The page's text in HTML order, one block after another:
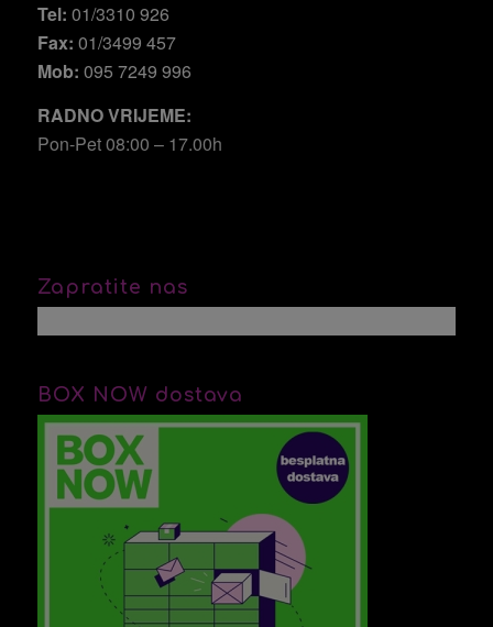
Tel: 01/3310 926
Fax: 01/3499 457
Mob: 095 7249 996
RADNO VRIJEME:
Pon-Pet 08:00 – 17.00h
Zapratite nas
BOX NOW dostava